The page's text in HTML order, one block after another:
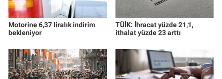
Motorine 6,37 liralık indirim
bekleniyor
TÜİK: İhracat yüzde 21,1,
ithalat yüzde 23 arttı